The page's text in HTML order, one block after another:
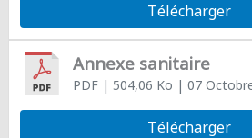
Télécharger
Annexe sanitaire
PDF| 504,06 Ko | 07
Télécharger